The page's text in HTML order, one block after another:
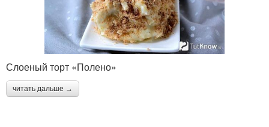
Слоеный торт «Полено»
читать дальше →